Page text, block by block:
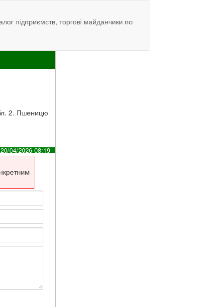
підприємств, торгові майданчики по
2. Пшеницю
20/04/2026 08:19